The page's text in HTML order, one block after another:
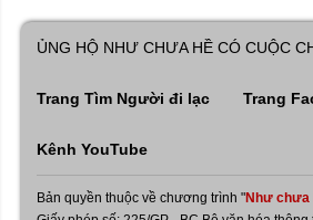
ỦNG HỘ NHƯ CHƯA HỀ CÓ CUỘC
Trang Tìm Người đi lạc Trang
Kênh YouTube
Bản quyền thuộc về chương trình "Như chưa